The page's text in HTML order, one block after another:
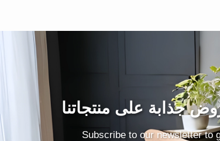
جذابة على منتجاتنا
Subscribe to our newsletter to